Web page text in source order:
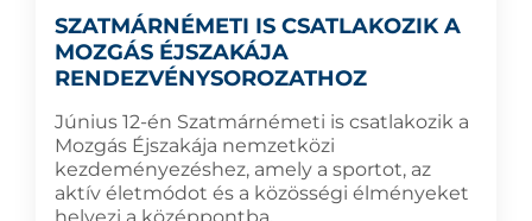
SZATMÁRNÉMETI IS CSATLAKOZIK A
MOZGÁS ÉJSZAKÁJA
RENDEZVÉNYSOROZATHOZ
Június 12-én Szatmárnémeti is csatlakozik a
Mozgás Éjszakája nemzetközi
kezdeményezéshez, amely a sportot, az
aktív életmódot és a közösségi élményeket